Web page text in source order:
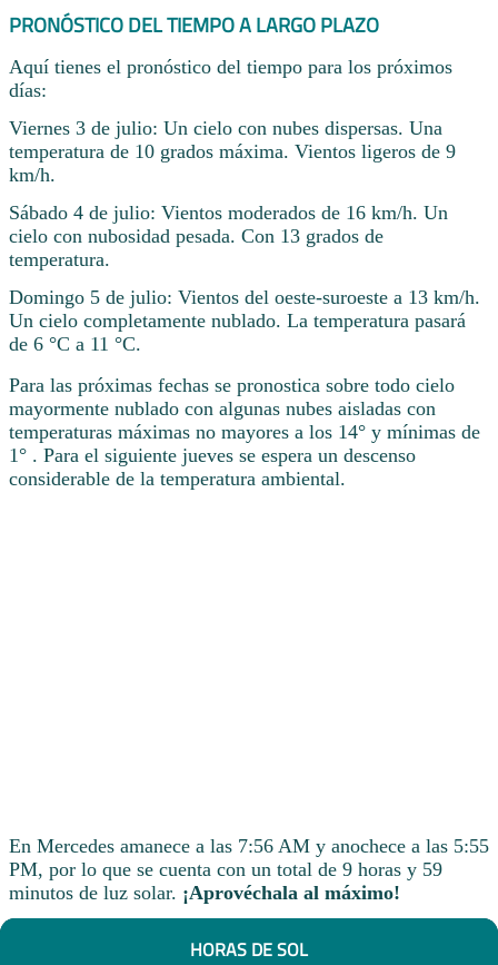
PRONÓSTICO DEL TIEMPO A LARGO PLAZO
Aquí tienes el pronóstico del tiempo para los próximos
días:
Viernes 3 de julio: Un cielo con nubes dispersas. Una
temperatura de 10 grados máxima. Vientos ligeros de 9
km/h.
Sábado 4 de julio: Vientos moderados de 16 km/h. Un
cielo con nubosidad pesada. Con 13 grados de
temperatura.
Domingo 5 de julio: Vientos del oeste-suroeste a 13 km/h.
Un cielo completamente nublado. La temperatura pasará
de 6 °C a 11 °C.
Para las próximas fechas se pronostica sobre todo cielo
mayormente nublado con algunas nubes aisladas con
temperaturas máximas no mayores a los 14° y mínimas de
1° . Para el siguiente jueves se espera un descenso
considerable de la temperatura ambiental.
En Mercedes amanece a las 7:56 AM y anochece a las 5:55
PM, por lo que se cuenta con un total de 9 horas y 59
minutos de luz solar. ¡Aprovéchala al máximo!
HORAS DE SOL